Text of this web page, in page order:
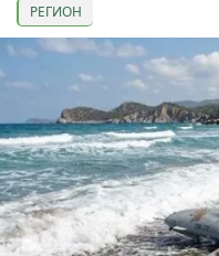
РЕГИОН